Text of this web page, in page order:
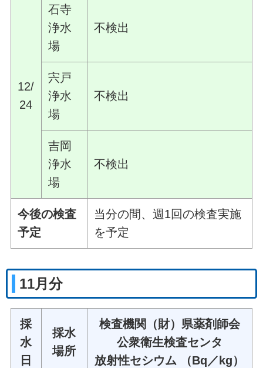
12/
24
石寺
浄水
場
不検出
宍戸
浄水
場
不検出
吉岡
浄水
場
不検出
今後の検査
予定
当分の間、週1回の検査実施
を予定
11月分
採
水
日
採水
場所
検査機関（財）県薬剤師会
公衆衛生検査センタ
放射性セシウム （Bq／kg）